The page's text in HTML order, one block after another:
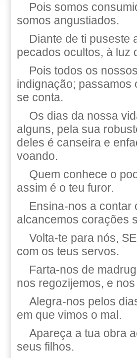
Pois somos
somos angustiados.
Diante de ti puseste
pecados ocultos, à luz
Pois todos os
indignação; passamos
se conta.
Os dias da nossa
alguns, pela sua
deles é canseira e
voando.
Quem conhece o
assim é o teu furor.
Ensina-nos a contar
alcancemos corações
Volta-te para nós,
com os teus servos.
Farta-nos de
nos regozijemos, e
Alegra-nos pelos
em que vimos o mal.
Apareça a tua obra
seus filhos.